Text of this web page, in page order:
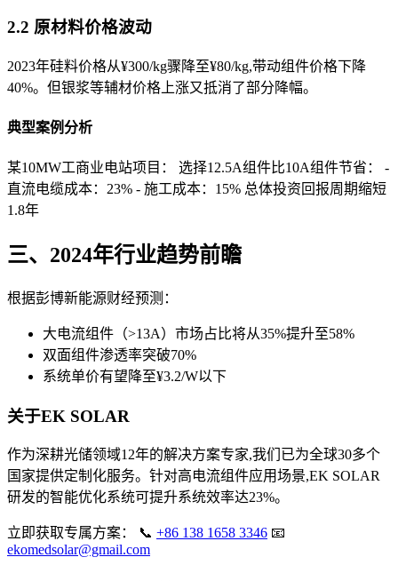
2.2 原材料价格波动
2023年硅料价格从¥300/kg骤降至¥80/kg,带动组件价格下降
40%。但银浆等辅材价格上涨又抵消了部分降幅。
典型案例分析
某10MW工商业电站项目： 选择12.5A组件比10A组件节省： -
直流电缆成本：23% - 施工成本：15% 总体投资回报周期缩短
1.8年
三、2024年行业趋势前瞻
根据彭博新能源财经预测：
大电流组件（>13A）市场占比将从35%提升至58%
双面组件渗透率突破70%
系统单价有望降至¥3.2/W以下
关于EK SOLAR
作为深耕光储领域12年的解决方案专家,我们已为全球30多个
国家提供定制化服务。针对高电流组件应用场景,EK SOLAR
研发的智能优化系统可提升系统效率达23%。
立即获取专属方案： 📞 +86 138 1658 3346 📧
ekomedsolar@gmail.com